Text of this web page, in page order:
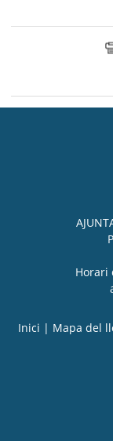
Horari
Inici Mapa del